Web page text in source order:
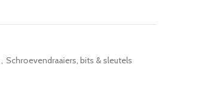
, Schroevendraaiers, bits & sleutels